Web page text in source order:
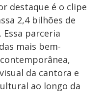
destaque é o clipe
2,4 bilhões de
Essa parceria
mais bem-
da cantora e
ao longo da